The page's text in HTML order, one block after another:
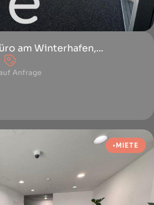
am Winterhafen,...
Anfrage
MIETE